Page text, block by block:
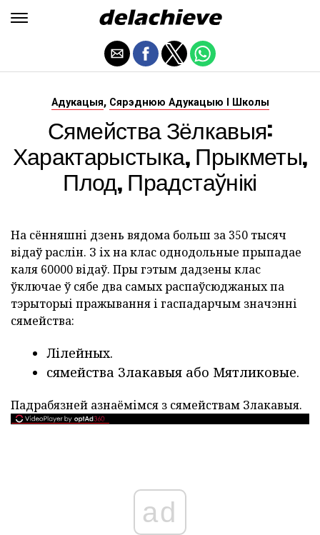
Адукацыя, Сярэднюю Адукацыю І Школы
Сямейства Зёлкавыя:
Характарыстыка, Прыкметы,
Плод, Прадстаўнікі
На сённяшні дзень вядома больш за 350 тысяч
відаў раслін. З іх на клас однодольные прыпадае
каля 60000 відаў. Пры гэтым дадзены клас
ўключае ў сябе два самых распаўсюджаных па
тэрыторыі пражывання і гаспадарчым значэнні
сямейства:
Лілейных.
сямейства Злакавыя або Мятликовые.
Падрабязней азнаёмімся з сямействам Злакавыя.
ad